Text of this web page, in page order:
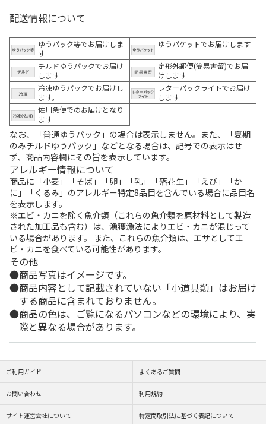
配送情報について
ゆうパック等でお届けしま
す
ゆうパケットでお届けします
チルドゆうパックでお届け
します
定形外郵便(簡易書留)でお届
けします
冷凍ゆうパックでお届けし
ます。
レターパックライトでお届け
します
佐川急便でのお届けとなり
ます
なお、「普通ゆうパック」の場合は表示しません。また、「夏期
のみチルドゆうパック」などとなる場合は、記号での表示はせ
ず、商品内容欄にその旨を表示しています。
アレルギー情報について
商品に「小麦」「そば」「卵」「乳」「落花生」「えび」「か
に」「くるみ」のアレルギー特定8品目を含んでいる場合に品目名
を表示します。
※エビ・カニを除く魚介類（これらの魚介類を原材料として製造
された加工品も含む）は、漁獲漁法によりエビ・カニが混じって
いる場合があります。 また、これらの魚介類は、エサとしてエ
ビ・カニを食べている可能性があります。
その他
商品写真はイメージです。
商品内容として記載されていない「小道具類」はお届け
する商品に含まれておりません。
商品の色は、ご覧になるパソコンなどの環境により、実
際と異なる場合があります。
ご利用ガイド よくあるご質問
お問い合わせ 利用規約
サイト運営会社について 特定商取引法に基づく表記について